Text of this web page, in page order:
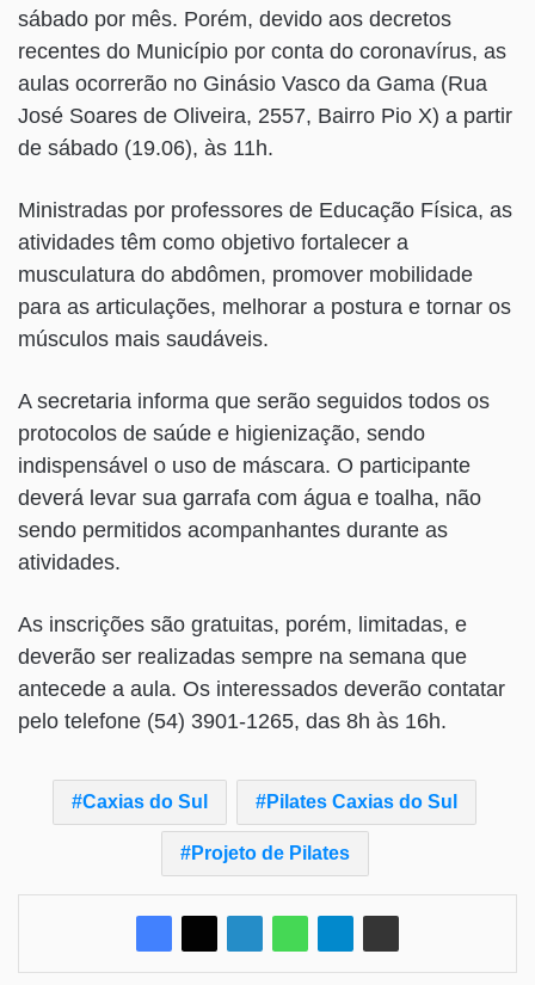
sábado por mês. Porém, devido aos decretos
recentes do Município por conta do coronavírus, as
aulas ocorrerão no Ginásio Vasco da Gama (Rua
José Soares de Oliveira, 2557, Bairro Pio X) a partir
de sábado (19.06), às 11h.
Ministradas por professores de Educação Física, as
atividades têm como objetivo fortalecer a
musculatura do abdômen, promover mobilidade
para as articulações, melhorar a postura e tornar os
músculos mais saudáveis.
A secretaria informa que serão seguidos todos os
protocolos de saúde e higienização, sendo
indispensável o uso de máscara. O participante
deverá levar sua garrafa com água e toalha, não
sendo permitidos acompanhantes durante as
atividades.
As inscrições são gratuitas, porém, limitadas, e
deverão ser realizadas sempre na semana que
antecede a aula. Os interessados deverão contatar
pelo telefone (54) 3901-1265, das 8h às 16h.
Caxias do Sul Pilates Caxias do Sul
Projeto de Pilates